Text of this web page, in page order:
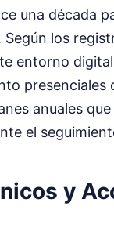
una década
los
entorno
presenciales
anuales
el
y